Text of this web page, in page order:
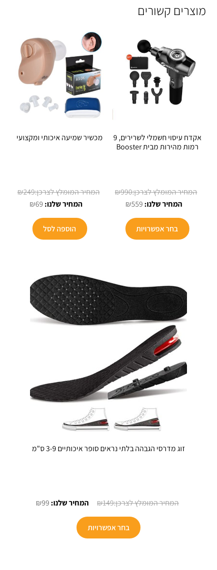
מוצרים קשורים
אקדח עיסוי חשמלי לשרירים, 9
רמות מהירות מבית Booster
₪990 המחיר
₪559
הוא:
בחר אפשרויות
למוצר
ניתן
לבחור
האפשרויות
מכשיר שמיעה איכותי ומקצועי
₪249
₪69 המחיר
הוספה לסל
זוג מדרסי הגבהה בלתי נראים סופר איכותיים 3-9 ס"מ
₪149
המחיר
המקורי
היה:
₪149.
₪99
בחר אפשרויות